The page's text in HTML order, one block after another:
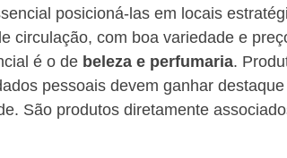
posicioná-las em locais
circulação, com boa variedade e
é o de beleza e perfumaria.
pessoais devem ganhar
São produtos diretamente